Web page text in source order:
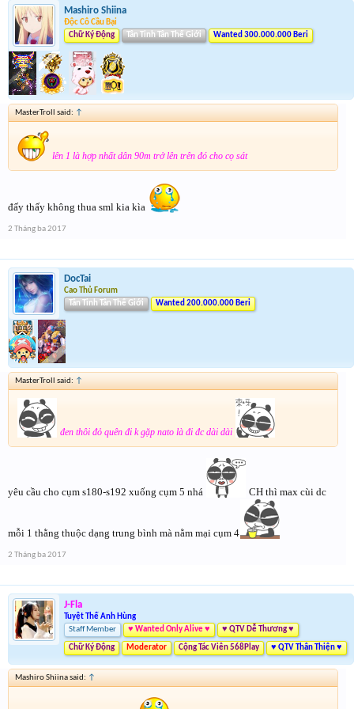
Mashiro Shiina
Độc Cô Cầu Bại
Chữ Ký Động
Tân Tinh Tân Thế Giới Wanted 300.000.000 Beri
MasterTroll said: ↑
lên 1 là hợp nhất dân 90m trở lên trên đó cho cọ sát
đấy thấy không thua sml kia kìa
2 Tháng ba 2017
DocTai
Cao Thủ Forum
Tân Tinh Tân Thế Giới
Wanted 200.000.000 Beri
MasterTroll said: ↑
đen thôi đỏ quên đi k gặp nato là đi đc dài dài
yêu cầu cho cụm s180-s192 xuống cụm 5 nhá CH thì max cùi dc
mỗi 1 thằng thuộc dạng trung bình mà nằm mại cụm 4
2 Tháng ba 2017
J-Fla
Tuyệt Thế Anh Hùng
Staff Member
♥ Wanted Only Alive ♥ ♥ QTV Dễ Thương ♥
Chữ Ký Động Moderator Cộng Tác Viên 568Play ♥ QTV Thân Thiện ♥
Mashiro Shiina said: ↑